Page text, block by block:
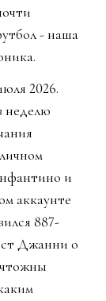
- наша
2026.
неделю
и
аккаунте
887-
Джанни о